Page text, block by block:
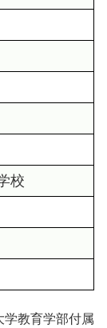
校
学教育学部付属